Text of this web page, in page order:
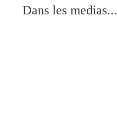
Dans les medias...